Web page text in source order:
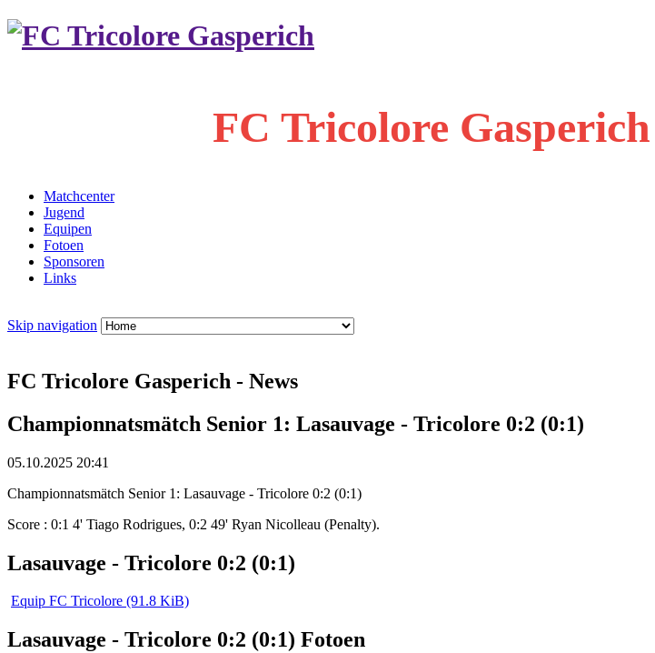
FC Tricolore Gasperich
Matchcenter
Jugend
Equipen
Fotoen
Sponsoren
Links
Skip navigation
FC Tricolore Gasperich - News
Championnatsmätch Senior 1: Lasauvage - Tricolore 0:2 (0:1)
05.10.2025 20:41
Championnatsmätch Senior 1: Lasauvage - Tricolore 0:2 (0:1)
Score : 0:1 4' Tiago Rodrigues, 0:2 49' Ryan Nicolleau (Penalty).
Lasauvage - Tricolore 0:2 (0:1)
Equip FC Tricolore (91.8 KiB)
Lasauvage - Tricolore 0:2 (0:1) Fotoen